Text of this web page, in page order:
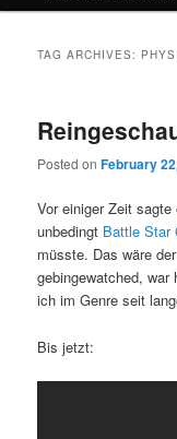
TAG ARCHIVES:
Posted onFebruary
Vor einiger Zeit
unbedingt Battle Star
müsste. Das wäre
gebingewatched,
ich im Genre seit
Bis jetzt: